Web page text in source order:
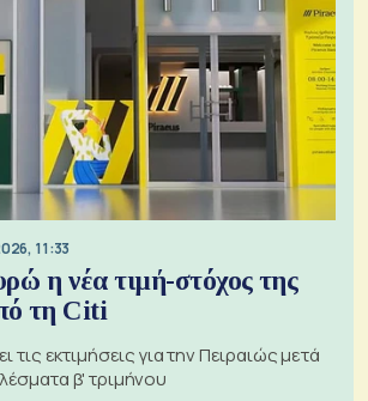
11:33
η νέα τιμή-στόχος της
τη Citi
τις εκτιμήσεις για την Πειραιώς μετά
β' τριμήνου